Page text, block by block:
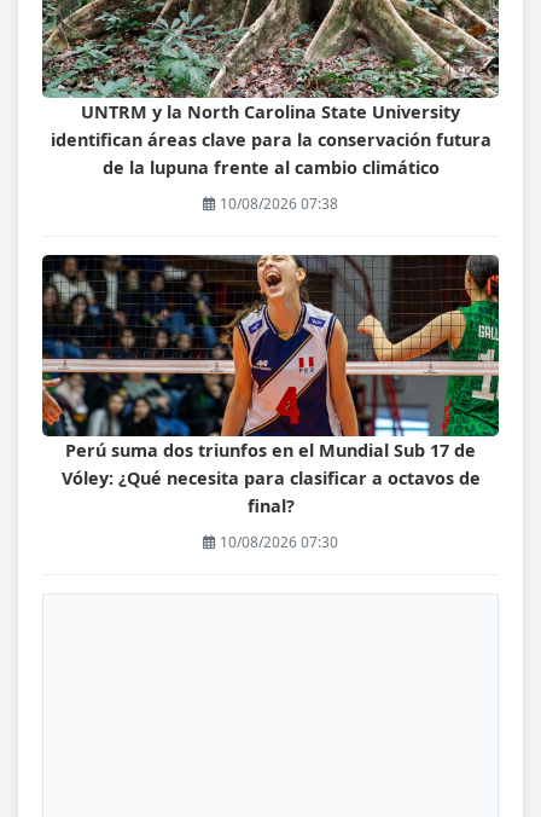
UNTRM y la North Carolina State University
identifican áreas clave para la conservación futura
de la lupuna frente al cambio climático
10/08/2026 07:38
Perú suma dos triunfos en el Mundial Sub 17 de
Vóley: ¿Qué necesita para clasificar a octavos de
final?
10/08/2026 07:30